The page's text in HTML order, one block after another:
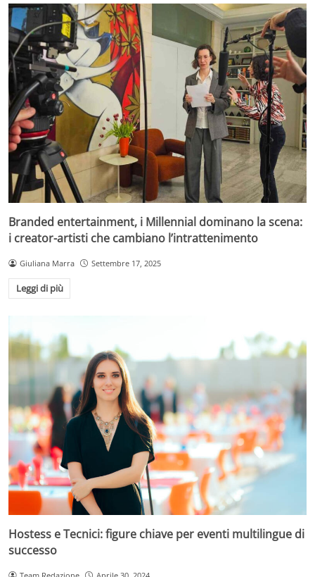
Branded entertainment, i Millennial dominano la scena:
i creator-artisti che cambiano l’intrattenimento
Giuliana Marra Settembre 17, 2025
Leggi di più
Hostess e Tecnici: figure chiave per eventi multilingue di
successo